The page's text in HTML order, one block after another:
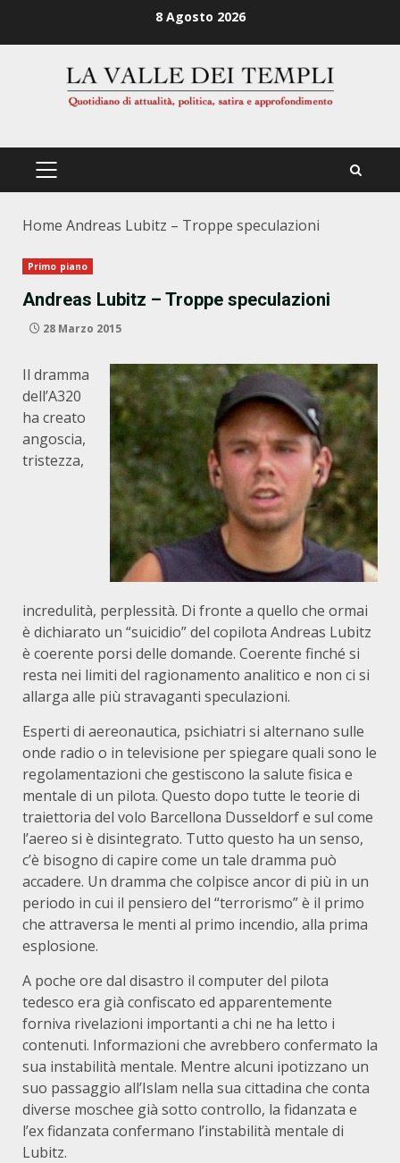
8 Agosto 2026
PRIMÄRES
Home Andreas Lubitz – Troppe speculazioni
Primo piano
Andreas Lubitz – Troppe speculazioni
28 Marzo 2015
Il dramma
dell’A320
ha creato
angoscia,
tristezza,
incredulità, perplessità. Di fronte a quello che ormai
è dichiarato un “suicidio” del copilota Andreas Lubitz
è coerente porsi delle domande. Coerente finché si
resta nei limiti del ragionamento analitico e non ci si
allarga alle più stravaganti speculazioni.
Esperti di aereonautica, psichiatri si alternano sulle
onde radio o in televisione per spiegare quali sono le
regolamentazioni che gestiscono la salute fisica e
mentale di un pilota. Questo dopo tutte le teorie di
traiettoria del volo Barcellona Dusseldorf e sul come
l’aereo si è disintegrato. Tutto questo ha un senso,
c’è bisogno di capire come un tale dramma può
accadere. Un dramma che colpisce ancor di più in un
periodo in cui il pensiero del “terrorismo” è il primo
che attraversa le menti al primo incendio, alla prima
esplosione.
A poche ore dal disastro il computer del pilota
tedesco era già confiscato ed apparentemente
forniva rivelazioni importanti a chi ne ha letto i
contenuti. Informazioni che avrebbero confermato la
sua instabilità mentale. Mentre alcuni ipotizzano un
suo passaggio all’Islam nella sua cittadina che conta
diverse moschee già sotto controllo, la fidanzata e
l’ex fidanzata confermano l’instabilità mentale di
Lubitz.